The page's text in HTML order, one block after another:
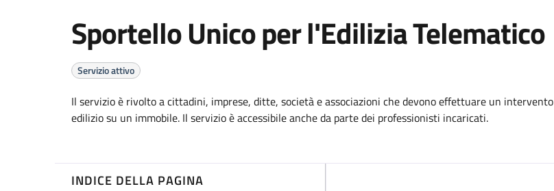
Sportello Unico per l'Edilizia Telematico
Servizio attivo
Il servizio è rivolto a cittadini, imprese, ditte, società e associazioni che devono effettuare un intervento
edilizio su un immobile. Il servizio è accessibile anche da parte dei professionisti incaricati.
INDICE DELLA PAGINA